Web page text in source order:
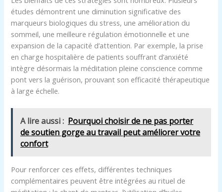
études démontrent une diminution significative des
marqueurs biologiques du stress, une amélioration du
sommeil, une meilleure régulation émotionnelle et une
expansion de la capacité d’attention. Par exemple, la prise
en charge hospitalière de patients souffrant d’anxiété
intègre désormais la méditation pleine conscience comme
pont vers la guérison, prouvant son efficacité thérapeutique
à large échelle.
A lire aussi : Pourquoi choisir de ne pas porter
de soutien gorge au travail peut améliorer votre
confort
Pour renforcer ces effets, différentes techniques
complémentaires peuvent être intégrées au rituel de